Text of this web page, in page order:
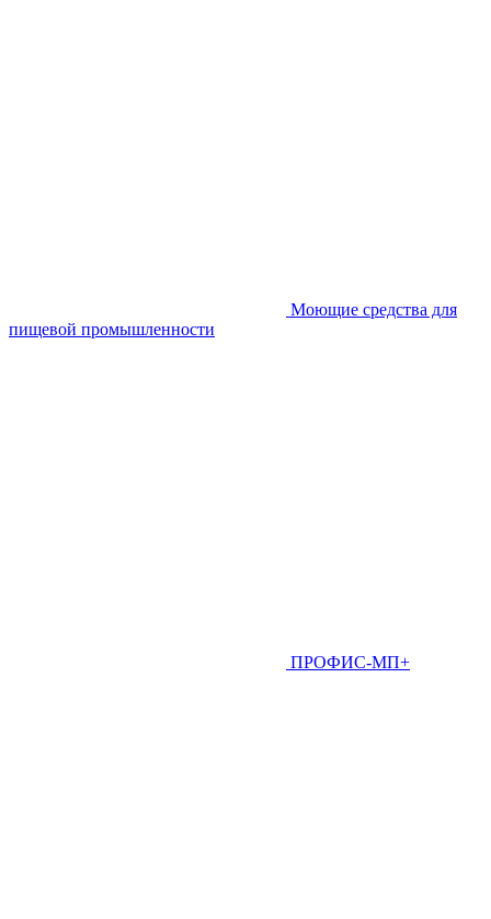
Моющие средства для
пищевой промышленности
ПРОФИС-МП+